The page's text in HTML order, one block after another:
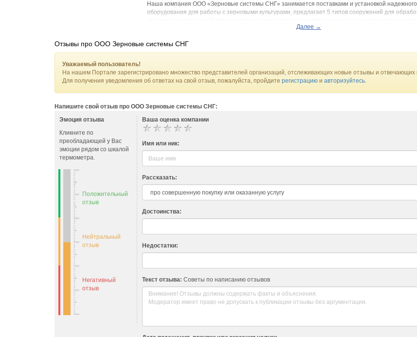
Наша компания ООО «Зерновые системы СНГ» занимается поставками и установкой надежного
оборудования для работы с зерновыми культурами, предлагает 5 типов сооружений для
поможем вам сберечь урожай и подготовить его к продаже. На сегодняшний день нашими
производста оборудования для хранения ,сушки и транспортировки зерна.
Выбирайте нас, и мы гарантируем, что ваши потребности будут удовлетворены на 100%.
наших договоров.
Далее →
Отзывы про ООО Зерновые системы СНГ
Уважаемый пользователь!
На нашем Портале зарегистрировано множество представителей организаций, отслеживающих новые отзывы и отвечающих
Для получения уведомления об ответах на свой отзыв, пожалуйста, пройдите регистрацию и авторизуйтесь.
Напишите свой отзыв про ООО Зерновые системы СНГ:
Эмоция отзыва
Кликните по
преобладающей у Вас
эмоции рядом со шкалой
термометра.
Положительный
отзыв
Нейтральный
отзыв
Негативный
отзыв
Ваша оценка компании
Имя или ник:
Рассказать:
Достоинства:
Недостатки:
Текст отзыва: Советы по написанию отзывов